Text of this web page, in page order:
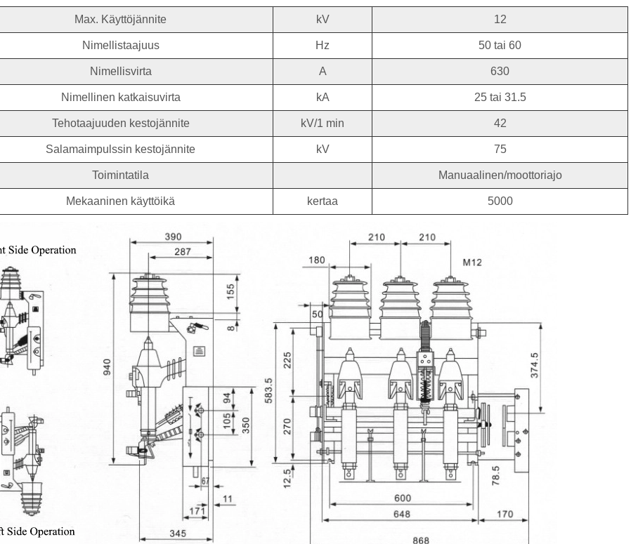
Max. Käyttöjännite kV 12
Nimellistaajuus Hz 50 tai 60
Nimellisvirta A 630
Nimellinen katkaisuvirta kA 25 tai 31.5
Tehotaajuuden kestojännite kV/1 min 42
Salamaimpulssin kestojännite kV 75
Toimintatila Manuaalinen/moottoriajo
Mekaaninen käyttöikä kertaa 5000